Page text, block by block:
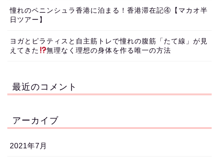
憧れのペニンシュラ香港に泊まる！香港滞在記④【マカオ半
日ツアー】
ヨガとピラティスと自主筋トレで憧れの腹筋「たて線」が見
えてきた
無理なく理想の身体を作る唯一の方法
最近のコメント
アーカイブ
2021年7月